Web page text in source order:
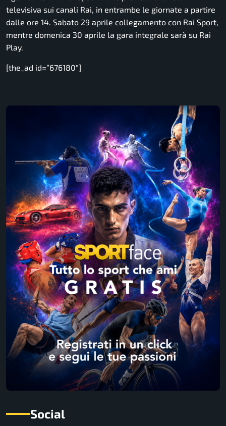
televisiva sui canali Rai, in entrambe le giornate a partire
dalle ore 14. Sabato 29 aprile collegamento con Rai Sport,
mentre domenica 30 aprile la gara integrale sarà su Rai
Play.
[the_ad id=”676180″]
Social